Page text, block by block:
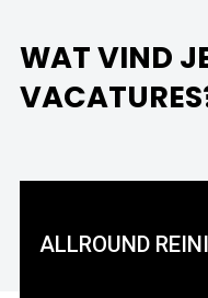
WAT VIND
ALLROUND